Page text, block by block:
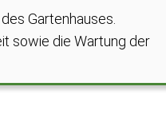
Gartenhauses.
sowie die Wartung der